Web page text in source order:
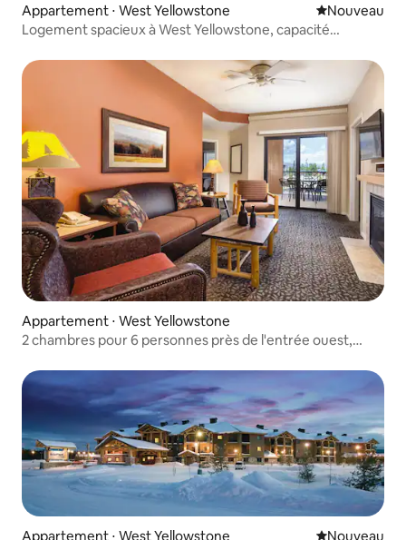
Appartement ⋅ West Yellowstone Nouvel
Nouveau
Logement spacieux à West Yellowstone, capacité
Appartement ⋅ West Yellowstone
2 chambres pour 6 personnes près de l'entrée ouest,
Appartement ⋅ West Yellowstone Nouvel
Nouveau